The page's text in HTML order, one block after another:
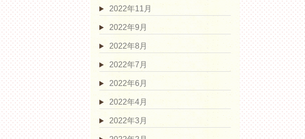
2022年11月
2022年9月
2022年8月
2022年7月
2022年6月
2022年4月
2022年3月